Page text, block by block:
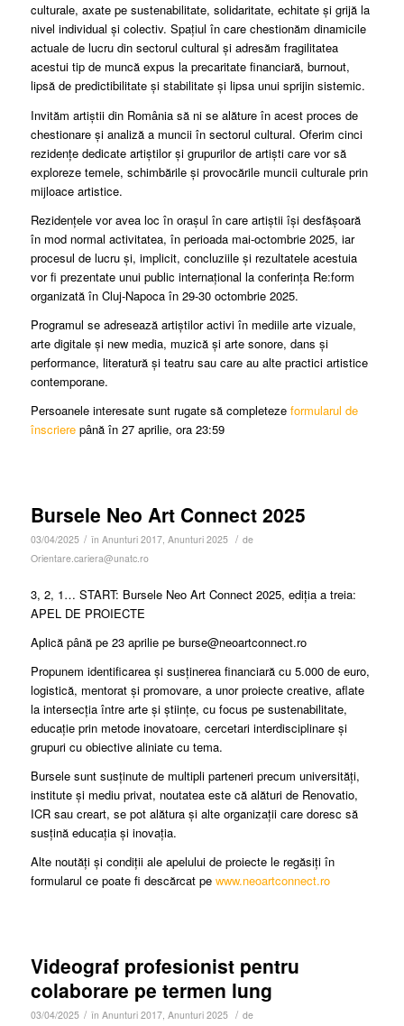
culturale, axate pe sustenabilitate, solidaritate, echitate și grijă la
nivel individual și colectiv. Spațiul în care chestionăm dinamicile
actuale de lucru din sectorul cultural și adresăm fragilitatea
acestui tip de muncă expus la precaritate financiară, burnout,
lipsă de predictibilitate și stabilitate și lipsa unui sprijin sistemic.
Invităm artiștii din România să ni se alăture în acest proces de
chestionare și analiză a muncii în sectorul cultural. Oferim cinci
rezidențe dedicate artiștilor și grupurilor de artiști care vor să
exploreze temele, schimbările și provocările muncii culturale prin
mijloace artistice.
Rezidențele vor avea loc în orașul în care artiștii își desfășoară
în mod normal activitatea, în perioada mai-octombrie 2025, iar
procesul de lucru și, implicit, concluziile și rezultatele acestuia
vor fi prezentate unui public internațional la conferința Re:form
organizată în Cluj-Napoca în 29-30 octombrie 2025.
Programul se adresează artiștilor activi în mediile arte vizuale,
arte digitale și new media, muzică și arte sonore, dans și
performance, literatură și teatru sau care au alte practici artistice
contemporane.
Persoanele interesate sunt rugate să completeze formularul de
înscrierepână în 27 aprilie, ora 23:59
Bursele Neo Art Connect 2025
03/04/2025 / în Anunturi 2017, Anunturi 2025 / de
Orientare.cariera@unatc.ro
3, 2, 1… START: Bursele Neo Art Connect 2025, ediția a treia:
APEL DE PROIECTE
Aplică până pe 23 aprilie pe burse@neoartconnect.ro
Propunem identificarea și susținerea financiară cu 5.000 de euro,
logistică, mentorat și promovare, a unor proiecte creative, aflate
la intersecția între arte și științe, cu focus pe sustenabilitate,
educație prin metode inovatoare, cercetari interdisciplinare și
grupuri cu obiective aliniate cu tema.
Bursele sunt susținute de multipli parteneri precum universități,
institute și mediu privat, noutatea este că alături de Renovatio,
ICR sau creart, se pot alătura și alte organizații care doresc să
susțină educația și inovația.
Alte noutăți și condiții ale apelului de proiecte le regăsiți în
formularul ce poate fi descărcat pe www.neoartconnect.ro
Videograf profesionist pentru
colaborare pe termen lung
03/04/2025 / în Anunturi 2017, Anunturi 2025 / de